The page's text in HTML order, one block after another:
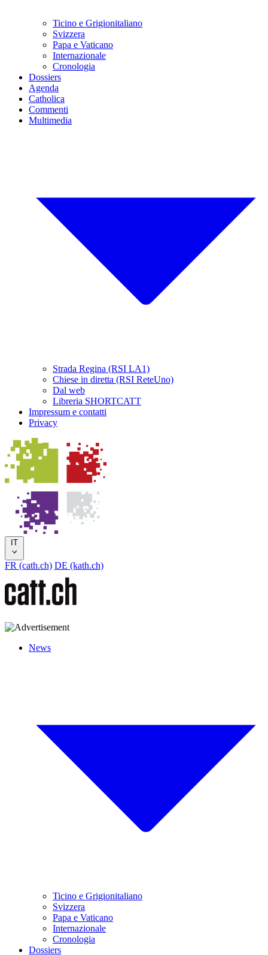
Ticino e Grigionitaliano
Svizzera
Papa e Vaticano
Internazionale
Cronologia
Dossiers
Agenda
Catholica
Commenti
Multimedia
Strada Regina (RSI LA1)
Chiese in diretta (RSI ReteUno)
Dal web
Libreria SHORTCATT
Impressum e contatti
Privacy
IT
FR (cath.ch) DE (kath.ch)
News
Ticino e Grigionitaliano
Svizzera
Papa e Vaticano
Internazionale
Cronologia
Dossiers